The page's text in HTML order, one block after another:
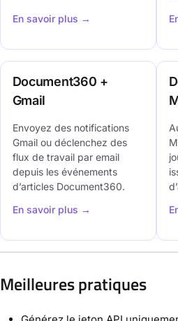
En savoir plus →
Document360 +
Gmail
Envoyez des notifications
Gmail ou déclenchez des
flux de travail par email
depuis les événements
d’articles Document360.
En savoir plus →
Meilleures pratiques